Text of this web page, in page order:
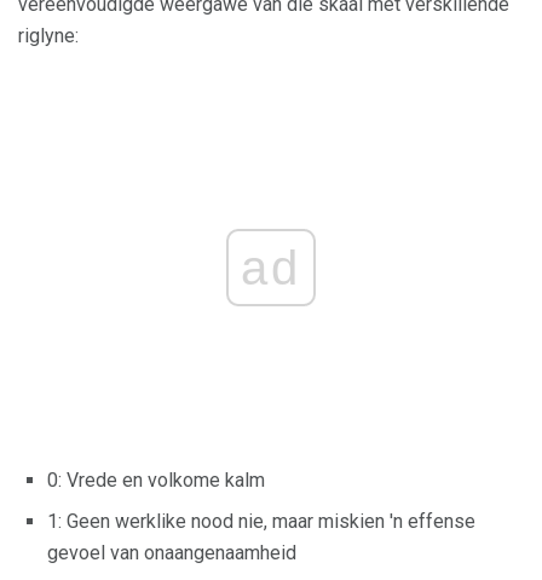
riglyne:
ad
0: Vrede en volkome kalm
1: Geen werklike nood nie, maar miskien 'n effense
gevoel van onaangenaamheid